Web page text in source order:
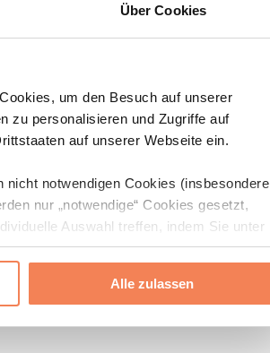
Über Cookies
um den Besuch auf unserer
zu personalisieren und Zugriffe auf
auf unserer Webseite ein.
notwendigen Cookies (insbesondere
nur „notwendige“ Cookies gesetzt,
Auswahl treffen, indem Sie unter
„Details“ und „Über Cookies“
Alle zulassen